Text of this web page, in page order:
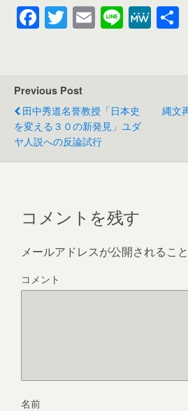
F
a
e
b
o
o
T
wi
er
E
m
Li
n
M
e
Previous Post
田中秀道名誉教授「日本史
を変える３０の新発見」ユダ
ヤ人説への反論試行
縄文
コメントを残す
メールアドレスが公開されるこ
コメント
名前